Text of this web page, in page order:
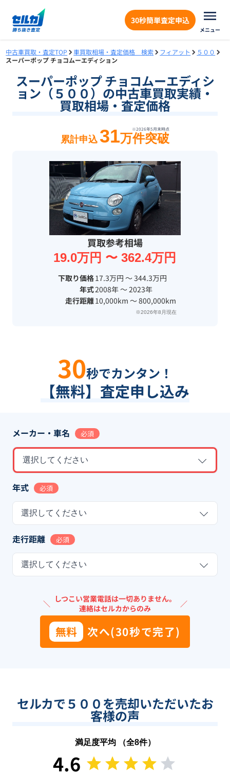
30秒簡単査定申込
メニュー
中古車買取・査定TOP 車買取相場・査定価格 検索 フィアット
５００
スーパーポップ チョコムーエディション
スーパーポップ チョコムーエディシ
ョン（５００）の中古車買取実績・
買取相場・査定価格
※2026年5月末時点
累計申込 31万件突破
買取参考相場
19.0万円 〜 362.4万円
下取り価格17.3万円 〜 344.3万円
年式2008年 〜 2023年
走行距離10,000km 〜 800,000km
※2026年8月現在
30秒でカンタン！
【無料】査定申し込み
メーカー・車名 必須
選択してください
年式 必須
選択してください
走行距離 必須
選択してください
＼ しつこい営業電話は一切ありません。
連絡はセルカからのみ
／
無料 次へ(30秒で完了)
セルカで５００を売却いただいたお
客様の声
満足度平均 （全8件）
4.6